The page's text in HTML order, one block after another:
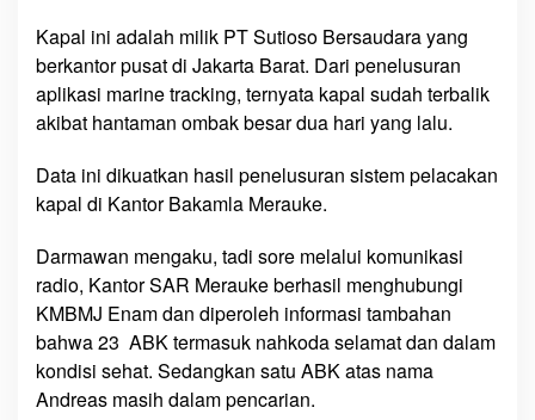
a
D
i
k
r
a
k
a
M
e
n
c
Kapal ini adalah milik PT Sutioso Bersaudara yang
berkantor pusat di Jakarta Barat. Dari penelusuran
aplikasi marine tracking, ternyata kapal sudah terbalik
akibat hantaman ombak besar dua hari yang lalu.
Data ini dikuatkan hasil penelusuran sistem pelacakan
kapal di Kantor Bakamla Merauke.
Darmawan mengaku, tadi sore melalui komunikasi
radio, Kantor SAR Merauke berhasil menghubungi
KMBMJ Enam dan diperoleh informasi tambahan
bahwa 23 ABK termasuk nahkoda selamat dan dalam
kondisi sehat. Sedangkan satu ABK atas nama
Andreas masih dalam pencarian.